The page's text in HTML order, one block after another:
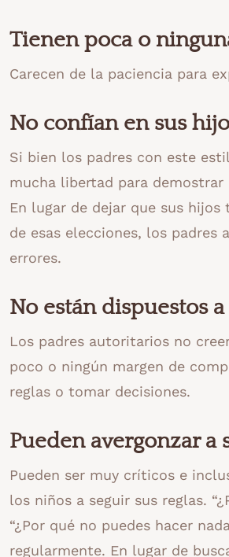
Tienen poca o
Carecen de la paciencia para
No confían en sus
Si bien los padres con este
mucha libertad para
En lugar de dejar que sus
de esas elecciones, los padres
errores.
No están dispuestos
Los padres autoritarios no
poco o ningún margen de
reglas o tomar decisiones.
Pueden avergonzar
Pueden ser muy críticos e
los niños a seguir sus reglas.
“¿Por qué no puedes hacer
regularmente. En lugar de